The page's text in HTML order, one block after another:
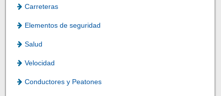
Carreteras
Elementos de seguridad
Salud
Velocidad
Conductores y Peatones